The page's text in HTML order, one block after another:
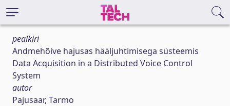
pealkiri
Andmehõive hajusas hääljuhtimisega süsteemis
Data Acquisition in a Distributed Voice Control
System
autor
Pajusaar, Tarmo